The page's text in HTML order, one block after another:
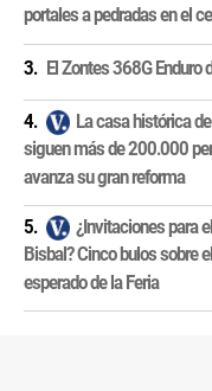
portales a pedradas en el
El Zontes 368G Enduro
La casa histórica
siguen más de 200.000
avanza su gran reforma
¿Invitaciones para
Bisbal? Cinco bulos sobre
esperado de la Feria